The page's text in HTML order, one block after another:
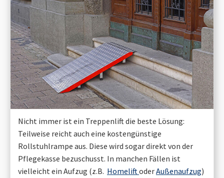
Nicht immer ist ein Treppenlift die beste Lösung:
Teilweise reicht auch eine kostengünstige
Rollstuhlrampe aus. Diese wird sogar direkt von der
Pflegekasse bezuschusst. In manchen Fällen ist
vielleicht ein Aufzug (z.B. HomeliftoderAußenaufzug)